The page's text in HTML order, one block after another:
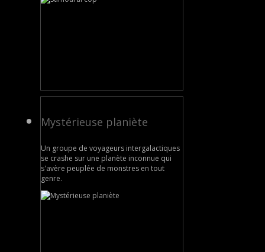
Mystérieuse planiète
Un groupe de voyageurs intergalactiques
se crashe sur une planète inconnue qui
s'avère peuplée de monstres en tout
genre.